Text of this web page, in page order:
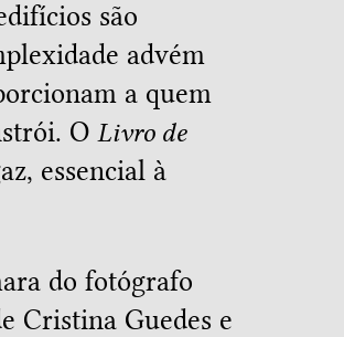
são
advém
a quem
O Livro de
essencial à
do fotógrafo
Cristina Guedes e